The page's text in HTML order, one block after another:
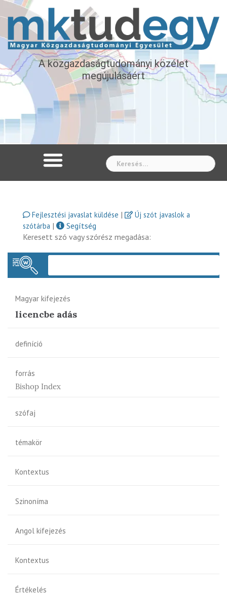
A közgazdaságtudományi közélet
megújulásáért
Fejlesztési javaslat küldése |
Új szót javaslok a
szótárba |
Segítség
Keresett szó vagy szórész megadása:
Magyar kifejezés
licencbe adás
definíció
forrás
Bishop Index
szófaj
témakör
Kontextus
Szinoníma
Angol kifejezés
Kontextus
Értékelés